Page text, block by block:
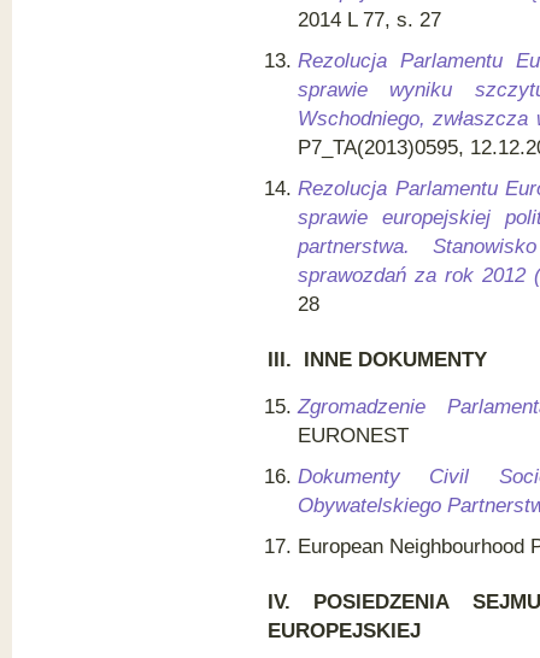
2014 L 77, s. 27
Rezolucja Parlamentu
sprawie wyniku
Wschodniego,
P7_TA(2013)0595,
Rezolucja Parlamentu
sprawie europejskiej
partnerstwa.
sprawozdań za rok 2012
28
III. INNE DOKUMENTY
Zgromadzenie
EURONEST
Dokumenty Civil
Obywatelskiego
European Neighbourhood
IV. POSIEDZENIA SEJMU
EUROPEJSKIEJ